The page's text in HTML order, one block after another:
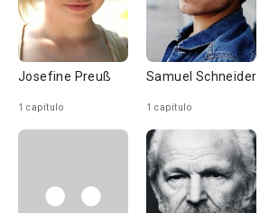
Josefine Preuß
1 capítulo
Samuel Schneider
1 capítulo